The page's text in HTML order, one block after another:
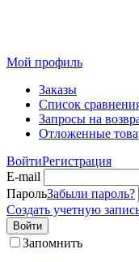
Мой профиль
Заказы
Список
Запросы на
Отложенные
ВойтиРегистрация
E-mail
ПарольЗабыли пароль?
Создать учетную
Войти
Запомнить